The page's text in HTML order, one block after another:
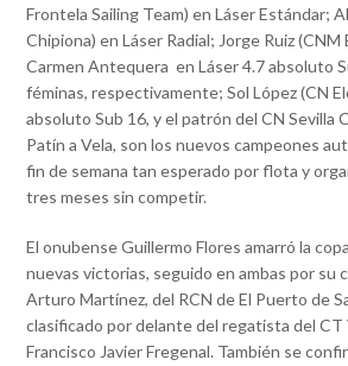
Frontela Sailing Team) en Láser Estándar;
Chipiona) en Láser Radial; Jorge Ruiz (CNM
Carmen Antequera en Láser 4.7 absoluto
féminas, respectivamente; Sol López (CN
absoluto Sub 16, y el patrón del CN Sevilla
Patín a Vela, son los nuevos campeones
fin de semana tan esperado por flota y
tres meses sin competir.
El onubense Guillermo Flores amarró la
nuevas victorias, seguido en ambas por su
Arturo Martínez, del RCN de El Puerto de
clasificado por delante del regatista del
Francisco Javier Fregenal. También se